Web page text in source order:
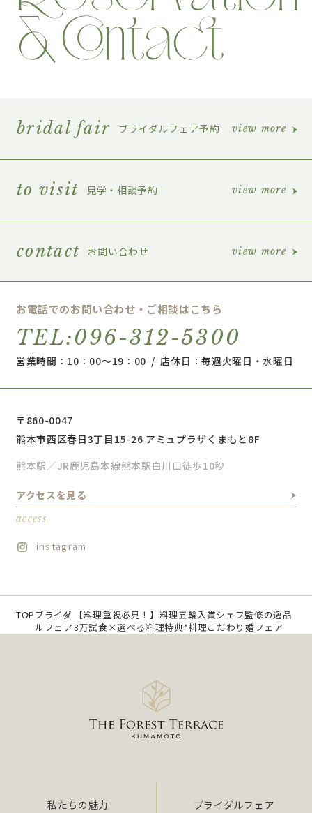
bridal fair ブライダルフェア予約 view more
to visit 見学・相談予約 view more
contact お問い合わせ view more
お電話でのお問い合わせ・ご相談はこちら
TEL:096-312-5300
営業時間：10：00～19：00 / 店休日：毎週火曜日・水曜日
〒860-0047
熊本市西区春日3丁目15-26 アミュプラザくまもと8F
熊本駅／JR鹿児島本線熊本駅白川口徒歩10秒
アクセスを見る
access
instagram
TOPブライダ
ルフェア
【料理重視必見！】料理五輪入賞シェフ監修の逸品
3万試食×選べる料理特典*料理こだわり婚フェア
私たちの魅力 ブライダルフェア